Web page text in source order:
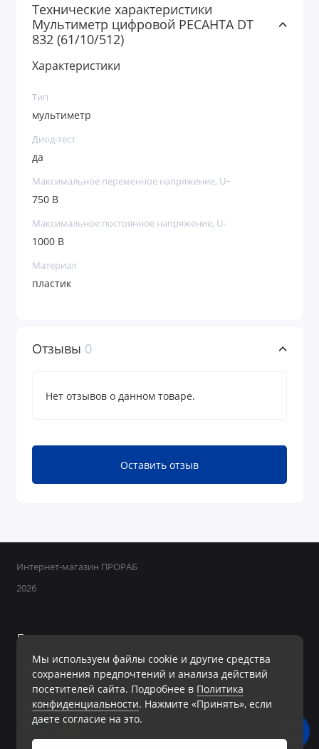
Технические характеристики
Мультиметр цифровой РЕСАНТА DT
832 (61/10/512)
Характеристики
Тип
мультиметр
Диод-тест
да
Максимальное переменное напряжение, U~
750 В
Максимальное постоянное напряжение, U-
1000 В
Материал
пластик
Отзывы 0
Нет отзывов о данном товаре.
Оставить отзыв
Мы используем файлы cookie и другие средства
сохранения предпочтений и анализа действий
посетителей сайта. Подробнее в Политика
конфиденциальности. Нажмите «Принять», если
даете согласие на это.
Интернет-магазин ПРОРАБ
2026
Поддержка
+7 950 800-40-09
Ежедневно с 8:00 до 19:00 Без перерывов и выходных
Мы в сети